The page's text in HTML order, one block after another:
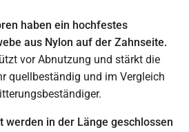
haben ein hochfestes
aus Nylon auf der Zahnseite.
vor Abnutzung und stärkt die
quellbeständig und im Vergleich
werden in der Länge geschlossen